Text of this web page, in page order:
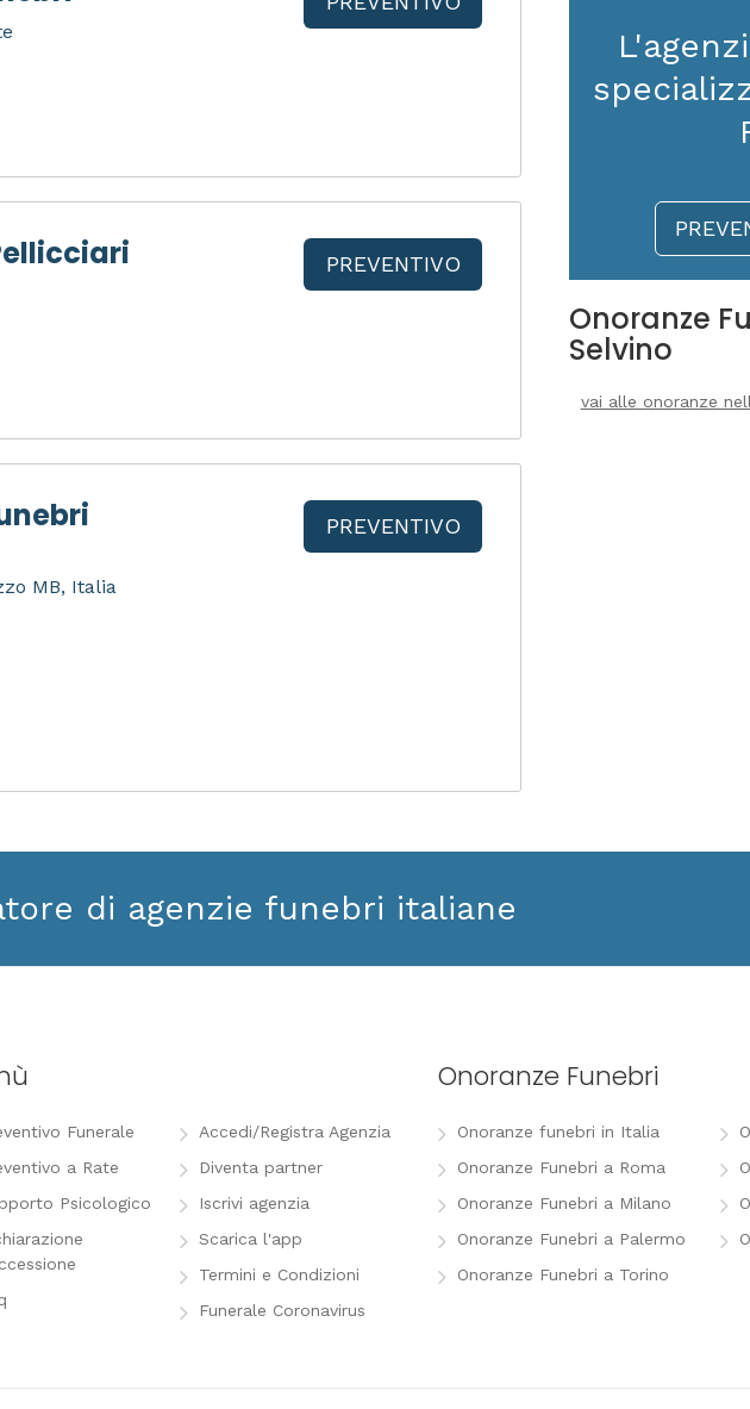
PREVENTIVO
MB, Italia
PREVENTIVO
Onoranze
Selvino
vai alle onoranze
di agenzie funebri italiane
Funerale
a Rate
Psicologico
Accedi/Registra Agenzia
Diventa partner
Iscrivi agenzia
Scarica l'app
Termini e Condizioni
Funerale Coronavirus
Onoranze Funebri
Onoranze funebri in Italia
Onoranze Funebri a Roma
Onoranze Funebri a Milano
Onoranze Funebri a Palermo
Onoranze Funebri a Torino